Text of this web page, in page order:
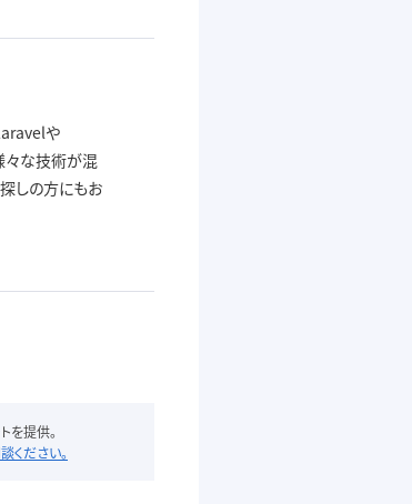
や
々な技術が混
しの方にもお
を提供。
ください。